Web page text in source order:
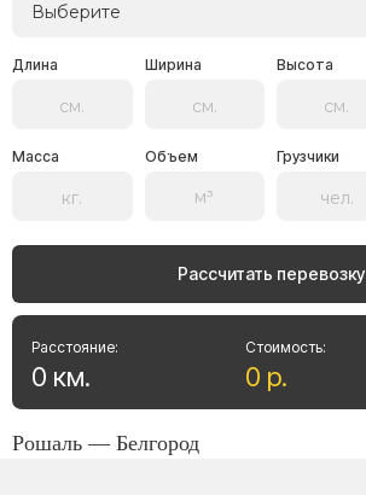
Выберите
Длина Ширина Высота
Масса Объем Грузчики
Рассчитать перевозку
Стоимость:
0 р.
Расстояние:
0 км.
Рошаль — Белгород